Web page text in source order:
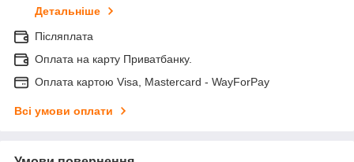
Детальніше
Післяплата
Оплата на карту Приватбанку.
Оплата картою Visa, Mastercard - WayForPay
Всі умови оплати